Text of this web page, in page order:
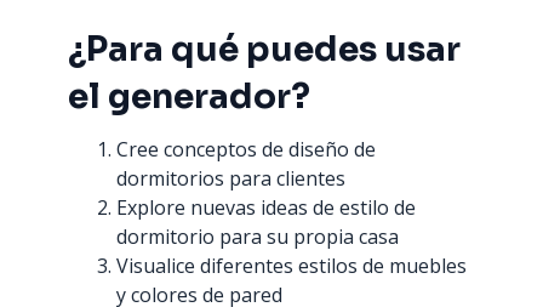
¿Para qué puedes usar
el generador?
Cree conceptos de diseño de
dormitorios para clientes
Explore nuevas ideas de estilo de
dormitorio para su propia casa
Visualice diferentes estilos de muebles
y colores de pared